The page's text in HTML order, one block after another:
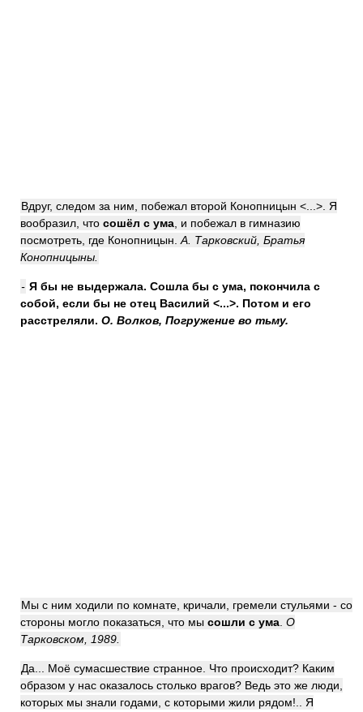
Вдруг, следом за ним, побежал второй Конопницын <...>. Я
вообразил, что сошёл с ума , и побежал в гимназию
посмотреть, где Конопницын. А. Тарковский, Братья
Конопницыны.
- Я бы не выдержала. Сошла бы с ума, покончила с
собой, если бы не отец Василий <...>. Потом и его
расстреляли. О. Волков, Погружение во тьму.
Мы с ним ходили по комнате, кричали, гремели стульями - со
стороны могло показаться, что мы сошли с ума О
Тарковском, 1989.
Да... Моё сумасшествие странное. Что происходит? Каким
образом у нас оказалось столько врагов? Ведь это же люди,
которых мы знали годами, с которыми жили рядом!.. Я